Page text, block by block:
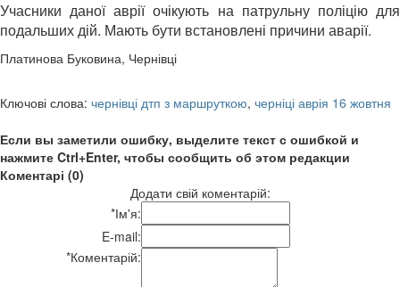
Учасники даної аврії очікують на патрульну поліцію для
подальших дій. Мають бути встановлені причини аварії.
Платинова Буковина, Чернівці
Ключові слова: чернівці дтп з маршруткою, черніці аврія 16 жовтня
Если вы заметили ошибку, выделите текст с ошибкой и
нажмите Ctrl+Enter, чтобы сообщить об этом редакции
Коментарі (0)
Додати свій коментарій:
*Ім'я:
E-mail:
*Коментарій: